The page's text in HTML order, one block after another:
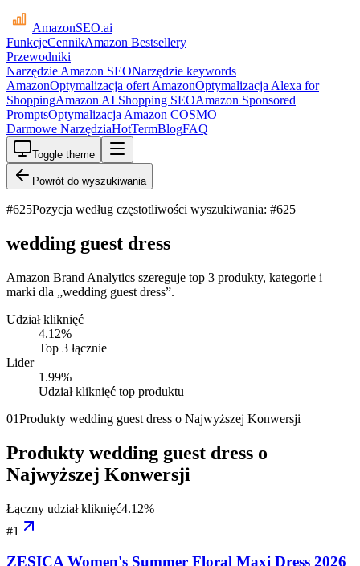
AmazonSEO.ai
FunkcjeCennikAmazon Bestsellery
Przewodniki
Narzędzie Amazon SEONarzędzie keywords
AmazonOptymalizacja ofert AmazonOptymalizacja Alexa for
ShoppingAmazon AI Shopping SEOAmazon Sponsored
PromptsOptymalizacja Amazon COSMO
Darmowe NarzędziaHotTermBlogFAQ
Toggle theme
Powrót do wyszukiwania
#625Pozycja według częstotliwości wyszukiwania: #625
wedding guest dress
Amazon Brand Analytics szereguje top 3 produkty, kategorie i
marki dla „wedding guest dress”.
Udział kliknięć
4.12%
Top 3 łącznie
Lider
1.99%
Udział kliknięć top produktu
01Produkty wedding guest dress o Najwyższej Konwersji
Produkty wedding guest dress o
Najwyższej Konwersji
Łączny udział kliknięć4.12%
#1
ZESICA Women's Summer Floral Maxi Dress 2026